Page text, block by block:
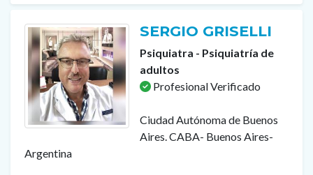
SERGIO GRISELLI
Psiquiatra - Psiquiatría de
adultos
Profesional Verificado
Ciudad Autónoma de Buenos
Aires. CABA- Buenos Aires-
Argentina